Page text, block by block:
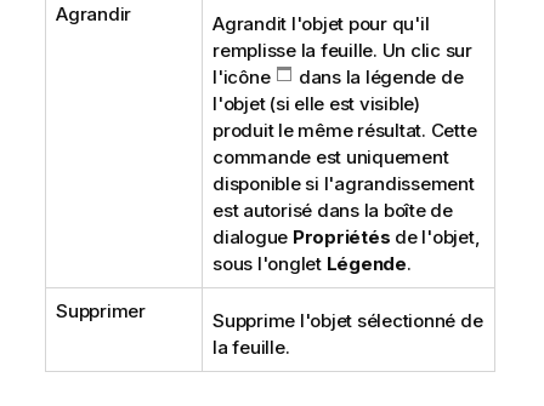
Agrandir
Agrandit l'objet pour qu'il
remplisse la feuille. Un clic sur
l'icône
dans la légende de
l'objet (si elle est visible)
produit le même résultat. Cette
commande est uniquement
disponible si l'agrandissement
est autorisé dans la boîte de
dialogue Propriétés de l'objet,
sous l'onglet Légende.
Supprimer
Supprime l'objet sélectionné de
la feuille.